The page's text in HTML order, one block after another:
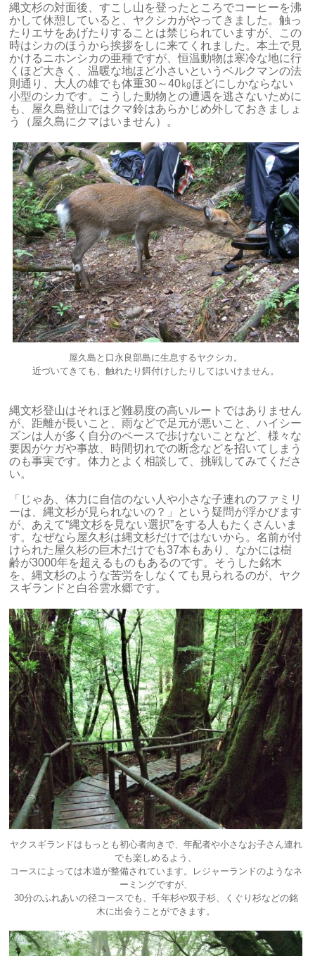
縄文杉の対面後、すこし山を登ったところでコーヒーを沸
かして休憩していると、ヤクシカがやってきました。触っ
たりエサをあげたりすることは禁じられていますが、この
時はシカのほうから挨拶をしに来てくれました。本土で見
かけるニホンシカの亜種ですが、恒温動物は寒冷な地に行
くほど大きく、温暖な地ほど小さいというベルクマンの法
則通り、大人の雄でも体重30～40㎏ほどにしかならない
小型のシカです。こうした動物との遭遇を逃さないために
も、屋久島登山ではクマ鈴はあらかじめ外しておきましょ
う（屋久島にクマはいません）。
屋久島と口永良部島に生息するヤクシカ。
近づいてきても、触れたり餌付けしたりしてはいけません。
縄文杉登山はそれほど難易度の高いルートではありません
が、距離が長いこと、雨などで足元が悪いこと、ハイシー
ズンは人が多く自分のペースで歩けないことなど、様々な
要因がケガや事故、時間切れでの断念などを招いてしまう
のも事実です。体力とよく相談して、挑戦してみてくださ
い。
「じゃあ、体力に自信のない人や小さな子連れのファミリ
ーは、縄文杉が見られないの？」という疑問が浮かびます
が、あえて“縄文杉を見ない選択”をする人もたくさんいま
す。なぜなら屋久杉は縄文杉だけではないから。名前が付
けられた屋久杉の巨木だけでも37本もあり、なかには樹
齢が3000年を超えるものもあるのです。そうした銘木
を、縄文杉のような苦労をしなくても見られるのが、ヤク
スギランドと白谷雲水郷です。
ヤクスギランドはもっとも初心者向きで、年配者や小さなお子さん連れ
でも楽しめるよう、
コースによっては木道が整備されています。レジャーランドのようなネ
ーミングですが、
30分のふれあいの径コースでも、千年杉や双子杉、くぐり杉などの銘
木に出会うことができます。